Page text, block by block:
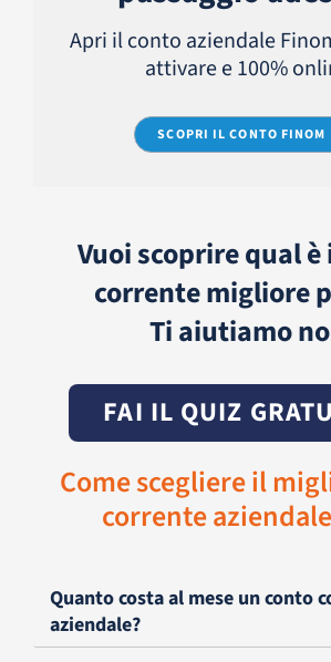
Apri il conto aziendale
attivare e 100%
SCOPRI IL CONTO FINOM
Vuoi scoprire qual
corrente migliore
Ti aiutiamo
FAI IL QUIZ
Come scegliere il
corrente
Quanto costa al mese un conto
aziendale?